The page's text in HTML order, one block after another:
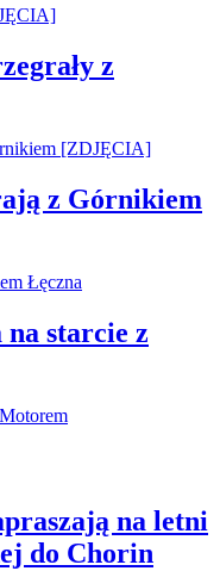
z
z Górnikiem
na starcie z
na letni
do Chorin